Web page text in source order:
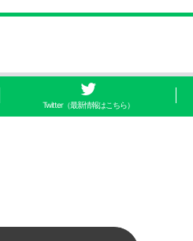
Twitter（最新情報はこちら）